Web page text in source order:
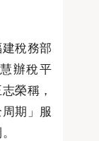
稅務部
辦稅平
榮稱，
期」服